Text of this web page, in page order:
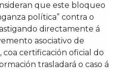
que este bloqueo
política” contra o
directamente á
asociativo de
coa certificación oficial do
trasladará o caso á